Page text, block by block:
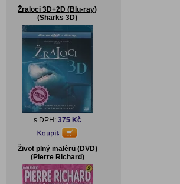
Žraloci 3D+2D (Blu-ray)
(Sharks 3D)
s DPH: 375 Kč
Život plný malérů (DVD)
(Pierre Richard)